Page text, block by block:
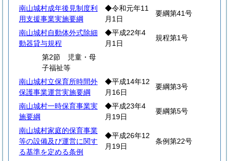
南山城村成年後見制度利
用支援事業実施要綱
◆令和元年11
月1日
要綱第41号
南山城村自動体外式除細
動器貸与規程
◆平成22年4
月1日
規程第1号
第2節 児童・母
子福祉等
南山城村立保育所時間外
保護事業運営実施要綱
◆平成14年12
月16日
要綱第3号
南山城村一時保育事業実
施要綱
◆平成23年4
月19日
要綱第5号
南山城村家庭的保育事業
等の設備及び運営に関す
る基準を定める条例
◆平成26年12
月19日
条例第22号